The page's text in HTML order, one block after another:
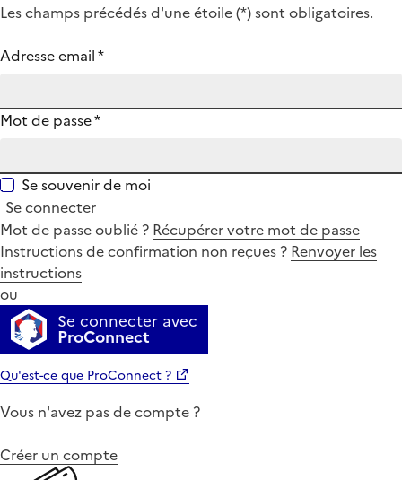
Les champs précédés d'une étoile (*) sont obligatoires.
Adresse email*
Mot de passe*
Se souvenir de moi
Se connecter
Mot de passe oublié ? Récupérer votre mot de passe
Instructions de confirmation non reçues ? Renvoyer les
instructions
ou
Se connecter avec
ProConnect
Qu'est-ce que ProConnect ?
Vous n'avez pas de compte ?
Créer un compte